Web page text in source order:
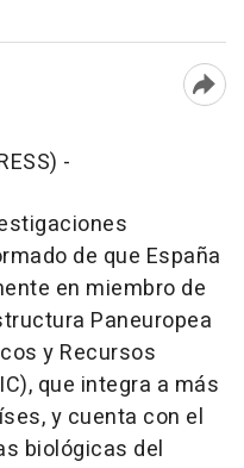
-
de que España
en miembro de
Paneuropea
y Recursos
que integra a más
y cuenta con el
biológicas del